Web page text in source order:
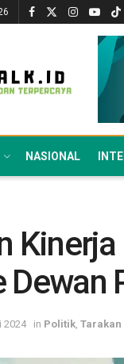
NASIONAL
Dewan
2024 in Politik Tarakan